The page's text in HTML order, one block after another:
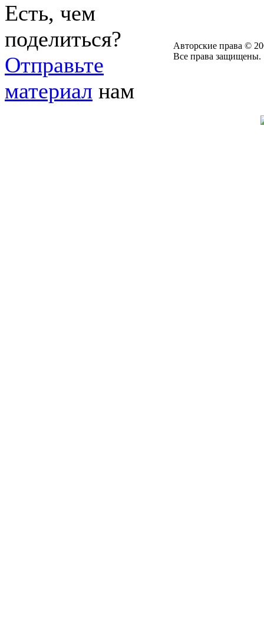
Есть, чем
поделиться?
Отправьте
материал нам
Авторские права ©
Все права защищены.